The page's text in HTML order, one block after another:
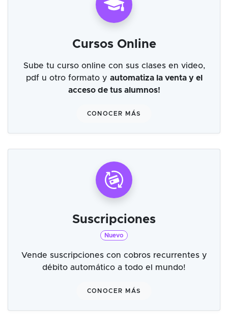
Cursos Online
Sube tu curso online con sus clases en video,
pdf u otro formato y automatiza la venta y el
acceso de tus alumnos!
CONOCER MÁS
Suscripciones
Nuevo
Vende suscripciones con cobros recurrentes y
débito automático a todo el mundo!
CONOCER MÁS